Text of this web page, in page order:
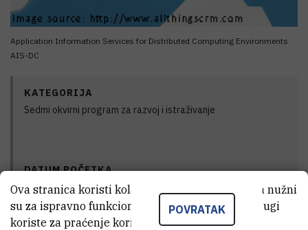
Application Information Services for Distributed Computing Environments
AIS-DC
KATEGORIJA
Sedmi okvirni program za razvoj i istraživanje
DATUM POČETKA
1.6.2011.
POVRATAK
Ova stranica koristi kolačiće. Neki od tih kolačića nužni
su za ispravno funkcioniranje stranice, dok se drugi
koriste za praćenje korištenja stranice radi